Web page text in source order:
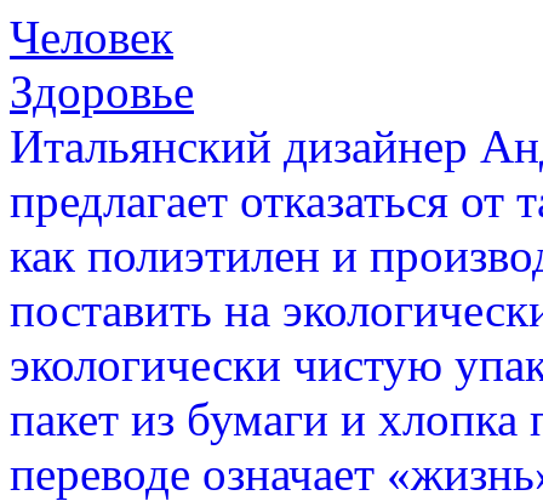
Человек
Здоровье
Итальянский дизайнер
предлагает отказаться от
как полиэтилен и
поставить на
экологически чистую
пакет из бумаги и
переводе означает